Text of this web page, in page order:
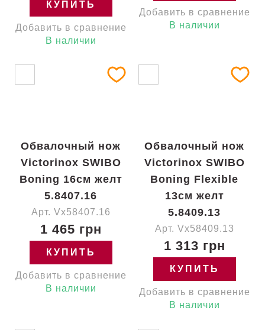
КУПИТЬ
Добавить в сравнение
В наличии
Добавить в сравнение
В наличии
Обвалочный нож
Victorinox SWIBO
Boning 16см желт
5.8407.16
Арт. Vx58407.16
1 465 грн
КУПИТЬ
Добавить в сравнение
В наличии
Обвалочный нож
Victorinox SWIBO
Boning Flexible
13см желт
5.8409.13
Арт. Vx58409.13
1 313 грн
КУПИТЬ
Добавить в сравнение
В наличии